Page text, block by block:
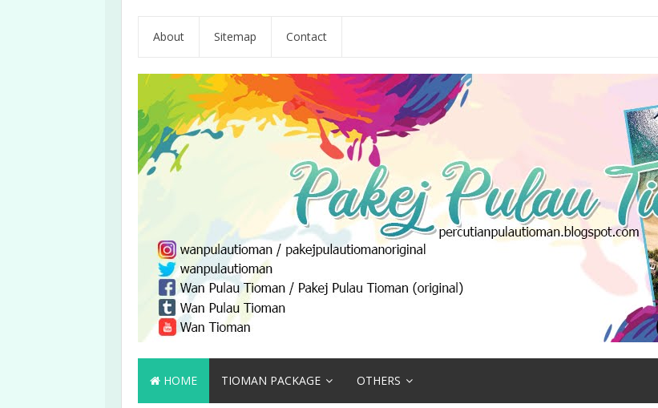
About Sitemap Contact
HOME TIOMAN PACKAGE OTHERS